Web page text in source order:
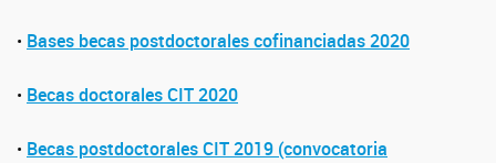
• Bases becas postdoctorales cofinanciadas 2020
• Becas doctorales CIT 2020
• Becas postdoctorales CIT 2019 (convocatoria